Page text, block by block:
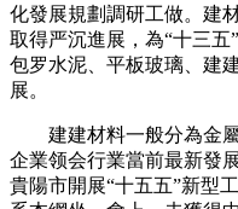
化發展規劃調研工做。建
取得严沉進展，為“十三
包罗水泥、平板玻璃、建
展。
建建材料一般分為金屬
企業领会行業當前最新發
貴陽市開展“十五五”新型